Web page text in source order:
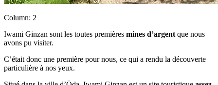
Column: 2
Iwami Ginzan sont les toutes premières mines d’argent que nous
avons pu visiter.
C’était donc une première pour nous, ce qui a rendu la découverte
particulière à nos yeux.